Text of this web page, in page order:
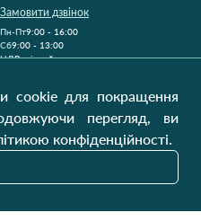
Замовити дзвінок
Пн-Пт9:00 - 16:00
Cб9:00 - 13:00
НДВихідний
Україна, Луцьк, 43000
Надіслати
cookie для покращення
перегляд, ви
конфіденційності.